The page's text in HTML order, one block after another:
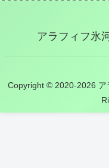
アラフィフ氷
Copyright © 2020-2026 ア